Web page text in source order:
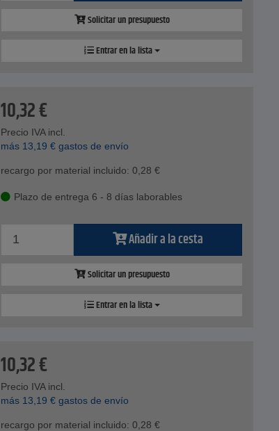
Solicitar un presupuesto
Entrar en la lista
10,32€
Precio IVA incl.
más 13,19 € gastos de envío
recargo por material incluido: 0,28 €
Plazo de entrega 6 - 8 días laborables
Añadir a la cesta
Solicitar un presupuesto
Entrar en la lista
10,32€
Precio IVA incl.
más 13,19 € gastos de envío
recargo por material incluido: 0,28 €